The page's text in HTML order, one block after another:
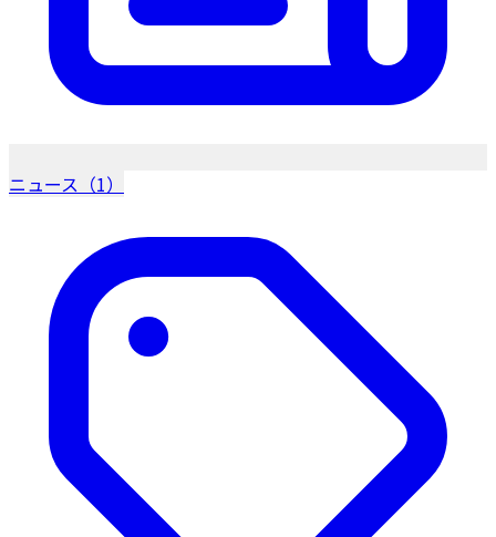
ニュース（1）